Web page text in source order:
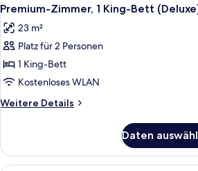
Fotos
für
Premium-
Zimmer,
1 King-
Bett
(Deluxe)
4
Premium-Zimmer, 1 King-Bett
23 m²
Platz für 2 Personen
1 King-Bett
Kostenloses WLAN
Weitere Details
Weitere
Zimmer,
1 King-
Daten